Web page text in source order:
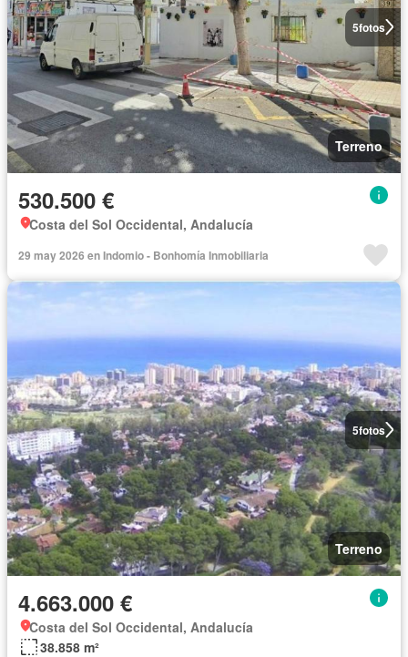
5fotos
Terreno
530.500 €
Costa del Sol Occidental, Andalucía
29 may 2026 en Indomio - Bonhomía Inmobiliaria
5fotos
Terreno
4.663.000 €
Costa del Sol Occidental, Andalucía
38.858 m²